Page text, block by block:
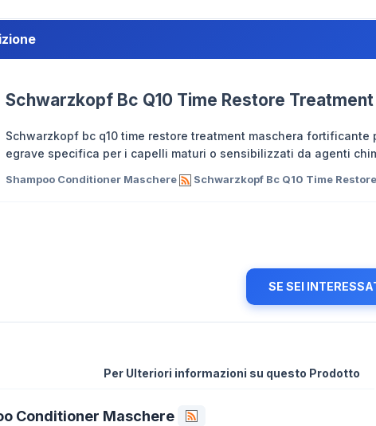
Schwarzkopf Bc Q10 Time Restore Treatment
Schwarzkopf bc q10 time restore treatment maschera
egrave specifica per i capelli maturi o sensibilizzati da agenti
Shampoo Conditioner Maschere Schwarzkopf Bc Q10 Time
SE SEI
Per Ulteriori informazioni su questo Prodotto
Conditioner Maschere